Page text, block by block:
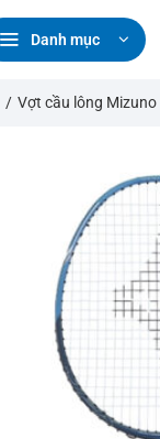
Danh mục
/ Vợt cầu lông Mizuno